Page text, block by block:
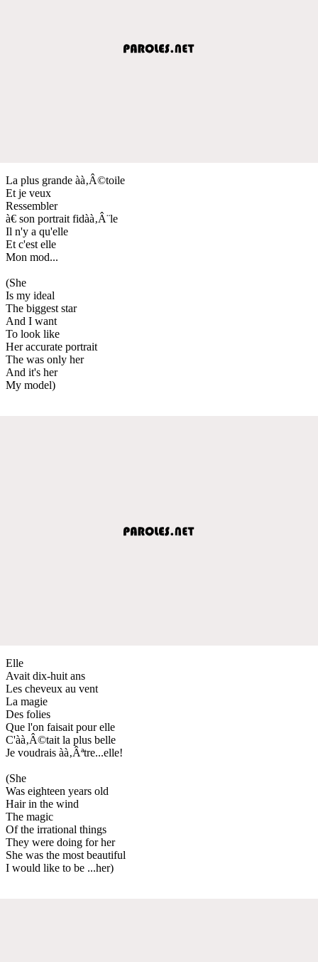
La plus grande àà‚Â©toile
Et je veux
Ressembler
à€ son portrait fidàà‚Â¨le
Il n'y a qu'elle
Et c'est elle
Mon mod...
(She
Is my ideal
The biggest star
And I want
To look like
Her accurate portrait
The was only her
And it's her
My model)
Elle
Avait dix-huit ans
Les cheveux au vent
La magie
Des folies
Que l'on faisait pour elle
C'àà‚Â©tait la plus belle
Je voudrais àà‚Âªtre...elle!
(She
Was eighteen years old
Hair in the wind
The magic
Of the irrational things
They were doing for her
She was the most beautiful
I would like to be ...her)